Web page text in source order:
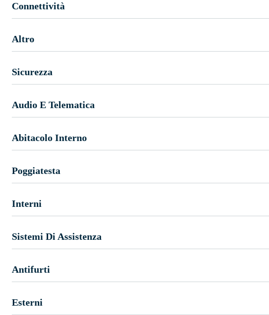
Connettività
Altro
Sicurezza
Audio E Telematica
Abitacolo Interno
Poggiatesta
Interni
Sistemi Di Assistenza
Antifurti
Esterni